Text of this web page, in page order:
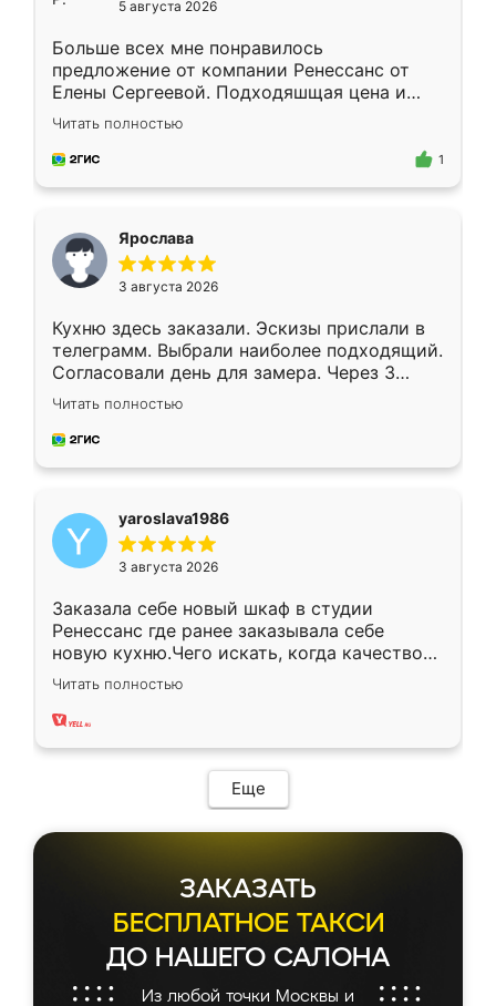
5 августа 2026
Больше всех мне понравилось
предложение от компании Ренессанс от
Елены Сергеевой. Подходяшщая цена и
короткие сроки изготовления. Приехавший
для замера сотрудник Владислав
предложил по моему эскизу самый
Читать полностью
1
Ярослава
3 августа 2026
Кухню здесь заказали. Эскизы прислали в
телеграмм. Выбрали наиболее подходящий.
Согласовали день для замера. Через 3
недели кухня была уже готова. Остались
довольны работой. Спасибо Ренессанс
мебель за качественную работу!
Читать полностью
yaroslava1986
3 августа 2026
Заказала себе новый шкаф в студии
Ренессанс где ранее заказывала себе
новую кухню.Чего искать, когда качеством
вполне довольна. Служит кухня уже почти
два года, нареканий нет.
Читать полностью
Еще
ЗАКАЗАТЬ
БЕСПЛАТНОЕ ТАКСИ
ДО НАШЕГО САЛОНА
Из любой точки Москвы и